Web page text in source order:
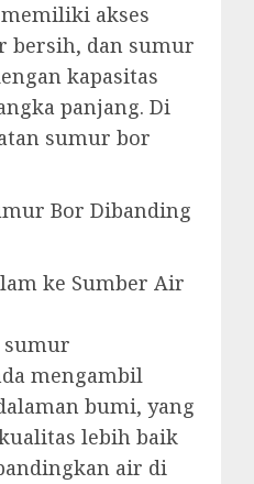
akses
bersih, dan sumur
kapasitas
panjang. Di
sumur bor
Bor Dibanding
ke Sumber Air
sumur
mengambil
bumi, yang
lebih baik
air di